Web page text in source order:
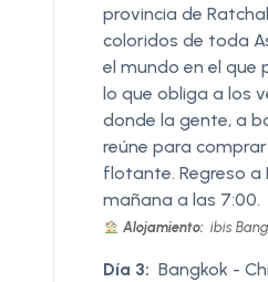
provincia de
coloridos de toda
el mundo en el
lo que obliga a los
donde la gente, a
reúne para
flotante. Regreso a
mañana a las 7:00.
Alojamiento: ibis
Día 3: Bangkok -